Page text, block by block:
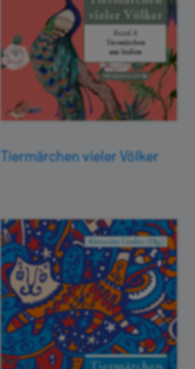
Tiermärchen vieler Völker